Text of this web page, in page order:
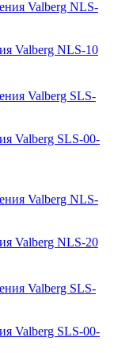
Valberg NLS-10
Valberg SLS-00-
Valberg NLS-20
Valberg SLS-00-